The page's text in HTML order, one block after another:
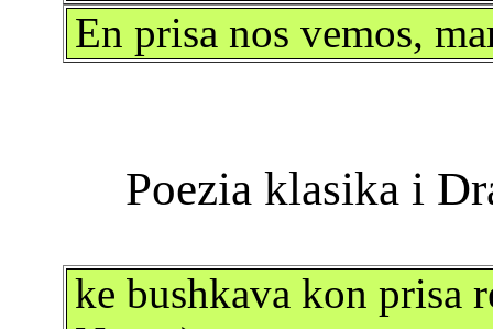
En prisa nos vemos,
ke bushkava kon prisa